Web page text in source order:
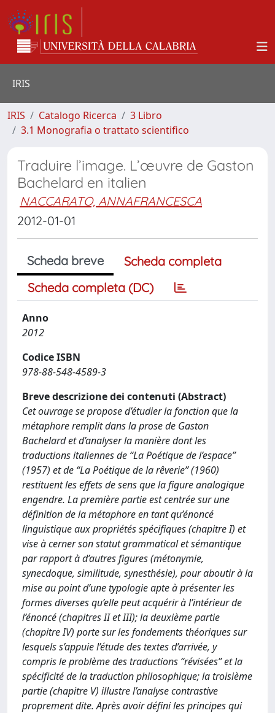
IRIS
IRIS Catalogo Ricerca
3 Libro
3.1 Monografia o trattato scientifico
Traduire l’image. L’œuvre de Gaston
Bachelard en italien
NACCARATO, ANNAFRANCESCA
2012-01-01
Scheda breve
Scheda completa
Scheda completa (DC)
Anno
2012
Codice ISBN
978-88-548-4589-3
Breve descrizione dei contenuti (Abstract)
Cet ouvrage se propose d’étudier la fonction que la
métaphore remplit dans la prose de Gaston
Bachelard et d’analyser la manière dont les
traductions italiennes de “La Poétique de l’espace”
(1957) et de “La Poétique de la rêverie” (1960)
restituent les effets de sens que la figure analogique
engendre. La première partie est centrée sur une
définition de la métaphore en tant qu’énoncé
linguistique aux propriétés spécifiques (chapitre I) et
vise à cerner son statut grammatical et sémantique
par rapport à d’autres figures (métonymie,
synecdoque, similitude, synesthésie), pour aboutir à la
mise au point d’une typologie apte à présenter les
formes diverses qu’elle peut acquérir à l’intérieur de
l’énoncé (chapitres II et III); la deuxième partie
(chapitre IV) porte sur les fondements théoriques sur
lesquels s’appuie l’étude des textes d’arrivée, y
compris le problème des traductions “révisées” et la
spécificité de la traduction philosophique; la troisième
partie (chapitre V) illustre l’analyse contrastive
proprement dite. Après avoir défini les principes qui